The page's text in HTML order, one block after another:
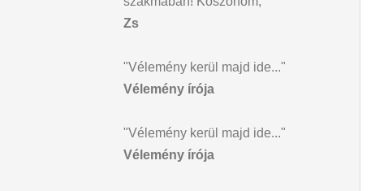
Zs
"Vélemény kerül majd ide..."
Vélemény írója
"Vélemény kerül majd ide..."
Vélemény írója